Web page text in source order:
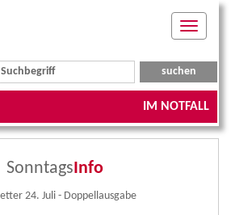
Toggle
IM NOTFALL
SonntagsInfo
24. Juli - Doppellausgabe